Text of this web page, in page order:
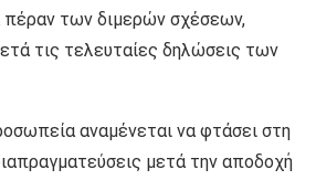
πέραν των διμερών σχέσεων,
τις τελευταίες δηλώσεις των
αναμένεται να φτάσει στη
μετά την αποδοχή